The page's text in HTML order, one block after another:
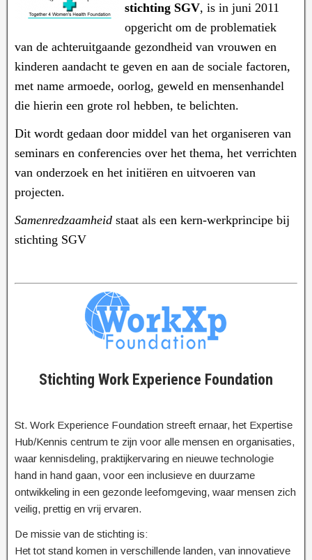
stichting SGV, is in juni 2011
opgericht om de problematiek
van de achteruitgaande gezondheid van vrouwen en
kinderen aandacht te geven en aan de sociale factoren,
met name armoede, oorlog, geweld en mensenhandel
die hierin een grote rol hebben, te belichten.
Dit wordt gedaan door middel van het organiseren van
seminars en conferencies over het thema, het verrichten
van onderzoek en het initiëren en uitvoeren van
projecten.
Samenredzaamheid staat als een kern-werkprincipe bij
stichting SGV
Stichting Work Experience Foundation
St. Work Experience Foundation streeft ernaar, het Expertise
Hub/Kennis centrum te zijn voor alle mensen en organisaties,
waar kennisdeling, praktijkervaring en nieuwe technologie
hand in hand gaan, voor een inclusieve en duurzame
ontwikkeling in een gezonde leefomgeving, waar mensen zich
veilig, prettig en vrij ervaren.
De missie van de stichting is:
Het tot stand komen in verschillende landen, van innovatieve